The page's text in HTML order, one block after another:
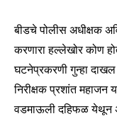
बीडचे पोलीस अधीक्षक
करणारा हल्लेखोर कोण
घटनेप्रकरणी गुन्हा
निरीक्षक प्रशांत महाजन
वडमाऊली दहिफळ येथून